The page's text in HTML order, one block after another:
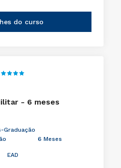
do curso
- 6 meses
Graduação
6 Meses
EAD